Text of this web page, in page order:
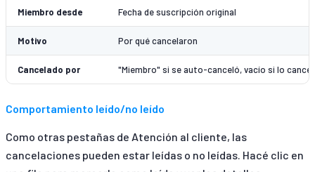
Miembro desde Fecha de suscripción original
Motivo Por qué cancelaron
Cancelado por "Miembro" si se auto-canceló, vacío si lo
Comportamiento leído/no leído
Como otras pestañas de Atención al cliente, las
cancelaciones pueden estar leídas o no leídas. Hacé clic en